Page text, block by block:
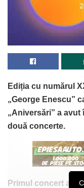
Ediția cu numărul
„George Enescu”
„Aniversări” a avut
două concerte.
Primul concert al